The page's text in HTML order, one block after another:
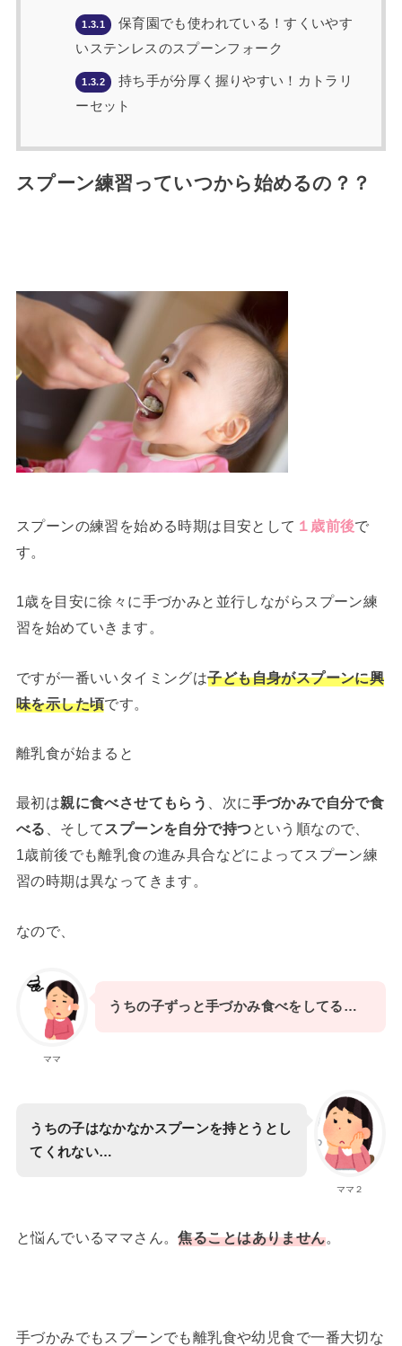
1.3.1
保育園でも使われている！すくいやす
いステンレスのスプーンフォーク
1.3.2
持ち手が分厚く握りやすい！カトラリ
ーセット
スプーン練習っていつから始めるの？？
スプーンの練習を始める時期は目安として １歳前後で
す。
1歳を目安に徐々に手づかみと並行しながらスプーン練
習を始めていきます。
ですが一番いいタイミングは子ども自身がスプーンに興
味を示した頃です。
離乳食が始まると
最初は親に食べさせてもらう 、次に手づかみで自分で食
べる 、そして スプーンを自分で持つという順なので、
1歳前後でも離乳食の進み具合などによってスプーン練
習の時期は異なってきます。
なので、
ママ
うちの子ずっと手づかみ食べをしてる…
ママ２
うちの子はなかなかスプーンを持とうとし
てくれない…
と悩んでいるママさん。焦ることはありません。
手づかみでもスプーンでも離乳食や幼児食で一番大切な